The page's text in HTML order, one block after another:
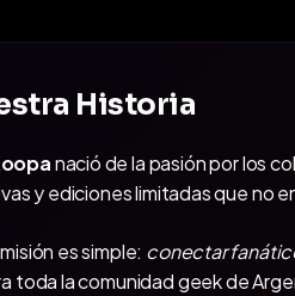
Historia
nació de la pasión por los
y ediciones limitadas que no
es simple: conectar
toda la comunidad geek de